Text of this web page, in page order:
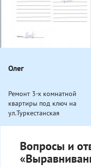
Олег
Ремонт 3-х комнатной
квартиры под ключ на
ул.Туркестанская
Вопросы и